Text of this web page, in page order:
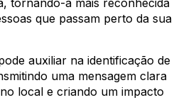
tornando-a mais reconhecida
que passam perto da sua
auxiliar na identificação de
uma mensagem clara
local e criando um impacto